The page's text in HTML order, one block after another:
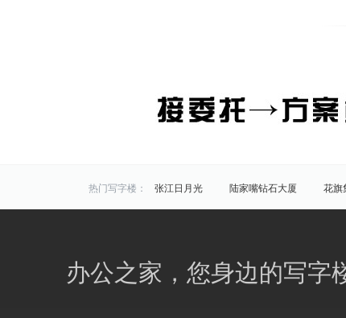
热门写字楼： 张江日月光 陆家嘴钻石大厦 花旗
炬芯研发大楼
佑越国际 张江海趣
区域写字楼： 徐汇
商圈写字楼： 曹杨路 金山 陆家嘴 静安寺
办公之家，您身边的写字